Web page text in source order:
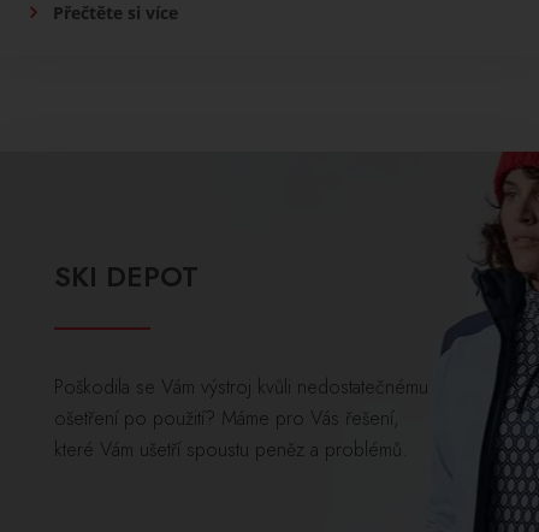
Přečtěte si více
SKI DEPOT
Poškodila se Vám výstroj kvůli nedostatečnému
ošetření po použití? Máme pro Vás řešení,
které Vám ušetří spoustu peněz a problémů.